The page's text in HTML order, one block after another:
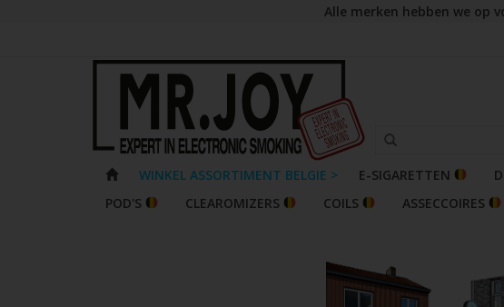
Alle merken hebben we op
WINKEL ASSORTIMENT BELGIE > E-SIGARETTEN
POD'S
CLEAROMIZERS COILS ASSECCOIRES